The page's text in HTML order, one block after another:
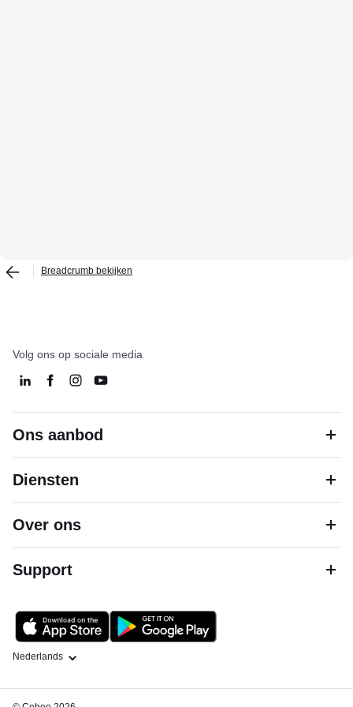
Breadcrumb bekijken
Volg ons op sociale media
Ons aanbod
Diensten
Over ons
Support
Taal